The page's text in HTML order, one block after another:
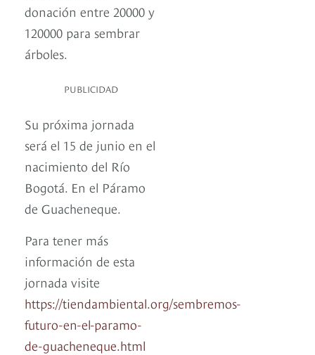
donación entre 20000 y
120000 para sembrar
árboles.
PUBLICIDAD
Su próxima jornada
será el 15 de junio en el
nacimiento del Río
Bogotá. En el Páramo
de Guacheneque.
Para tener más
información de esta
jornada visite
https://tiendambiental.org/sembremos-
futuro-en-el-paramo-
de-guacheneque.html